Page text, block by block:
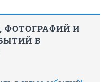
ФОТОГРАФИЙ И
В